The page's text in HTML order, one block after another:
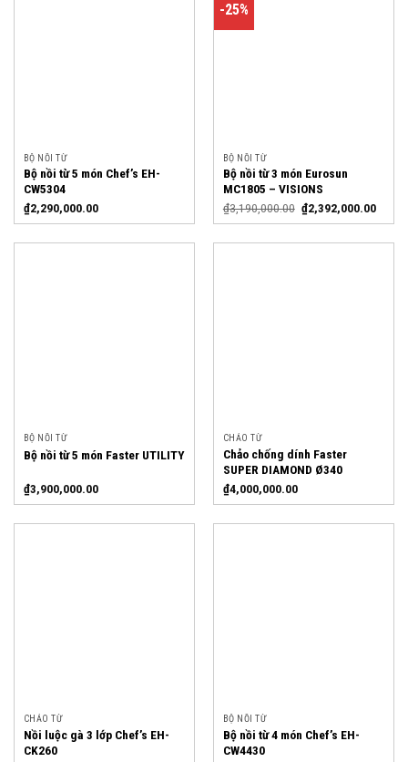
BỘ NỒI TỪ
Bộ nồi từ 5 món Chef’s EH-
CW5304
₫2,290,000.00
-25%
BỘ NỒI TỪ
Bộ nồi từ 3 món Eurosun
MC1805 – VISIONS
₫3,190,000.00 ₫2,392,000.00
BỘ NỒI TỪ
Bộ nồi từ 5 món Faster UTILITY
₫3,900,000.00
CHẢO TỪ
Chảo chống dính Faster
SUPER DIAMOND Ø340
₫4,000,000.00
CHẢO TỪ
Nồi luộc gà 3 lớp Chef’s EH-
CK260
BỘ NỒI TỪ
Bộ nồi từ 4 món Chef’s EH-
CW4430